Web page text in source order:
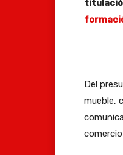
Del
mueble,